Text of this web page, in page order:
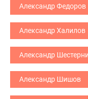
Александр Федоров
Александр Халилов
Александр
Александр Шишов